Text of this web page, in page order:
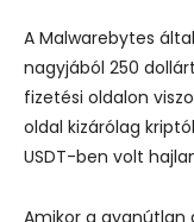
A Malwarebytes
nagyjából 250
fizetési oldalon
oldal kizárólag
USDT-ben volt
Amikor a